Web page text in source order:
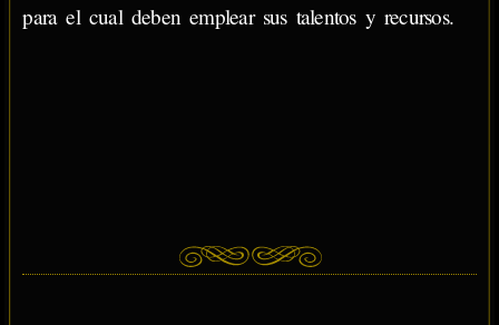
para el cual deben emplear sus talentos y recursos.